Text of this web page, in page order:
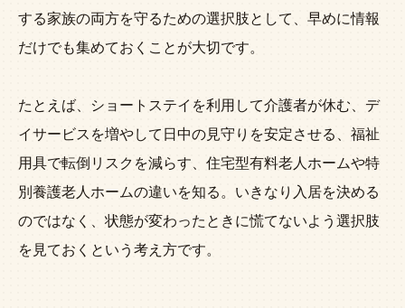
する家族の両方を守るための選択肢として、早めに情報
だけでも集めておくことが大切です。
たとえば、ショートステイを利用して介護者が休む、デ
イサービスを増やして日中の見守りを安定させる、福祉
用具で転倒リスクを減らす、住宅型有料老人ホームや特
別養護老人ホームの違いを知る。いきなり入居を決める
のではなく、状態が変わったときに慌てないよう選択肢
を見ておくという考え方です。